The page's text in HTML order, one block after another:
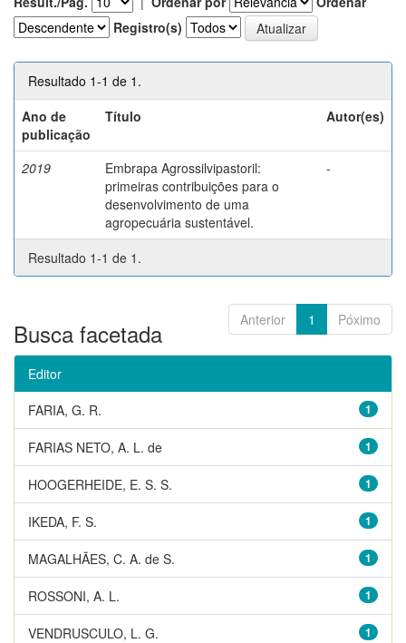
Registro(s)
Resultado 1-1 de 1.
Ano de
publicação
Título Autor(es)
2019
Embrapa Agrossilvipastoril:
primeiras contribuições para o
desenvolvimento de uma
agropecuária sustentável.
-
Resultado 1-1 de 1.
Anterior 1 Póximo
Busca facetada
Editor
1
FARIA, G. R.
1
FARIAS NETO, A. L. de
1
HOOGERHEIDE, E. S. S.
1
IKEDA, F. S.
1
MAGALHÃES, C. A. de S.
1
ROSSONI, A. L.
1
VENDRUSCULO, L. G.